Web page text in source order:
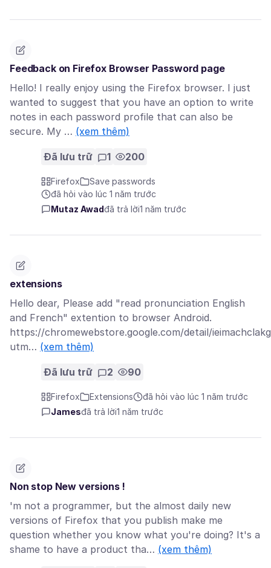
Feedback on Firefox Browser Password page
Hello! I really enjoy using the Firefox browser. I just
wanted to suggest that you have an option to write
notes in each password profile that can also be
secure. My … (xem thêm)
Đã lưu trữ 1 200
Firefox
Save passwords
đã hỏi vào lúc 1 năm trước
Mutaz Awadđã trả lời1 năm trước
extensions
Hello dear, Please add "read pronunciation English
and French" extention to browser Android.
https://chromewebstore.google.com/detail/
utm… (xem thêm)
Đã lưu trữ 2 90
Firefox Extensions
đã hỏi vào lúc 1 năm trước
Jamesđã trả lời1 năm trước
Non stop New versions !
'm not a programmer, but the almost daily new
versions of Firefox that you publish make me
question whether you know what you're doing? It's a
shame to have a product tha… (xem thêm)